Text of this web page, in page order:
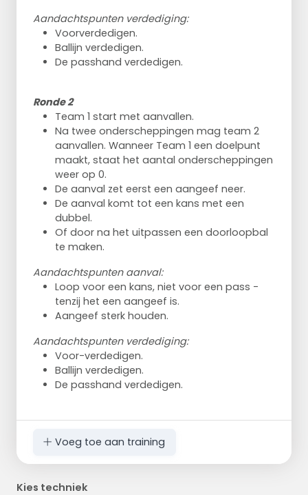
Aandachtspunten verdediging:
Voorverdedigen.
Ballijn verdedigen.
De passhand verdedigen.
Ronde 2
Team 1 start met aanvallen.
Na twee onderscheppingen mag team 2
aanvallen. Wanneer Team 1 een doelpunt
maakt, staat het aantal onderscheppingen
weer op 0.
De aanval zet eerst een aangeef neer.
De aanval komt tot een kans met een
dubbel.
Of door na het uitpassen een doorloopbal
te maken.
Aandachtspunten aanval:
Loop voor een kans, niet voor een pass -
tenzij het een aangeef is.
Aangeef sterk houden.
Aandachtspunten verdediging:
Voor-verdedigen.
Ballijn verdedigen.
De passhand verdedigen.
Voeg toe aan training
Kies techniek